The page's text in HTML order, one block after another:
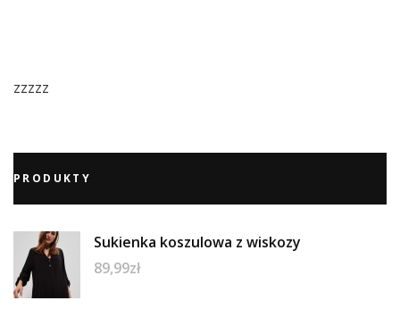
zzzzz
PRODUKTY
Sukienka koszulowa z wiskozy
89,99zł